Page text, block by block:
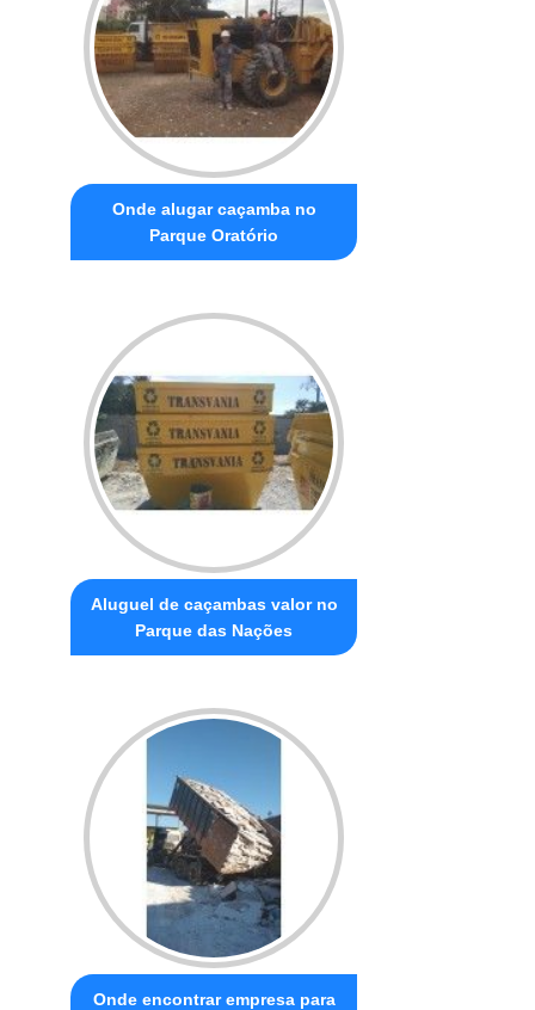
Onde alugar caçamba no
Parque Oratório
Aluguel de caçambas valor no
Parque das Nações
Onde encontrar empresa para